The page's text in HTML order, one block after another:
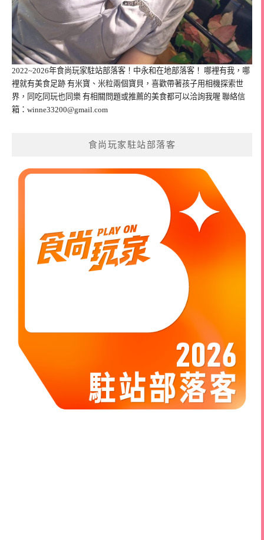
2022~2026年食尚玩家駐站部落客！中永和在地部落客！ 哪裡有我，哪
裡就有美食足跡 有米寶、米粒兩個寶貝，喜歡帶著孩子用相機探索世
界，同吃同玩也同樂 有相關問題或推薦的美食都可以洽詢我喔 聯絡信
箱： winne33200@gmail.com
食尚玩家駐站部落客